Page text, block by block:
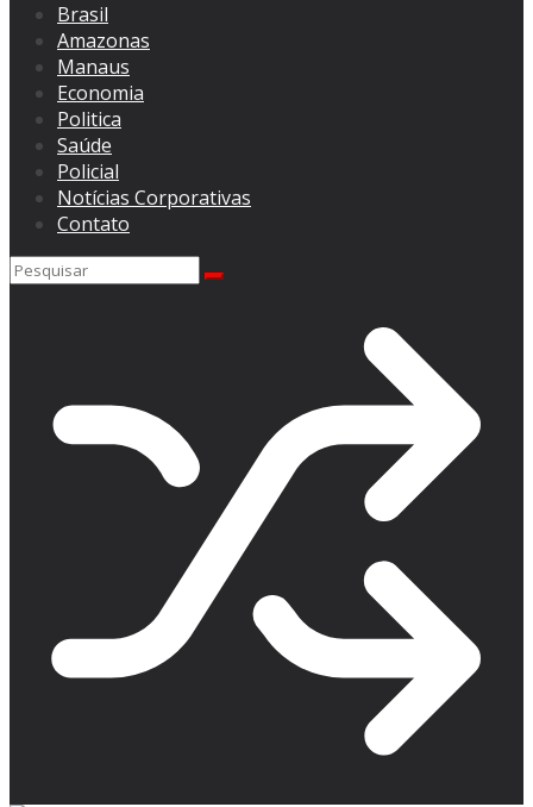
Brasil
Amazonas
Manaus
Economia
Politica
Saúde
Policial
Notícias Corporativas
Contato